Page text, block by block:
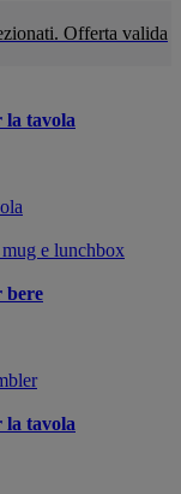
Offerta valida
la tavola
e lunchbox
bere
la tavola